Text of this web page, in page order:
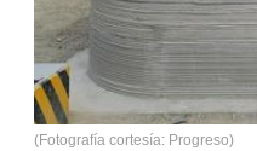
(Fotografía cortesía: Progreso)